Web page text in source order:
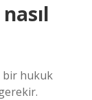
bir hukuk